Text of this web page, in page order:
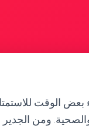
بعض الوقت
ومن الجدير